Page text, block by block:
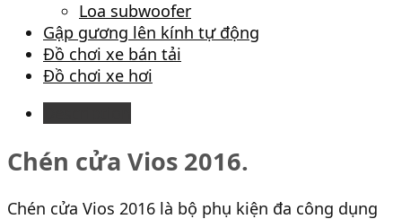
Loa subwoofer
Gập gương lên kính tự động
Đồ chơi xe bán tải
Đồ chơi xe hơi
Chén cửa Vios 2016.
Chén cửa Vios 2016 là bộ phụ kiện đa công dụng